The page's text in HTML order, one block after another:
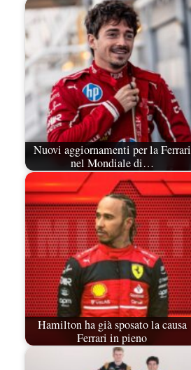
Nuovi aggiornamenti per la Ferrari
nel Mondiale di…
Hamilton ha già sposato la causa
Ferrari in pieno